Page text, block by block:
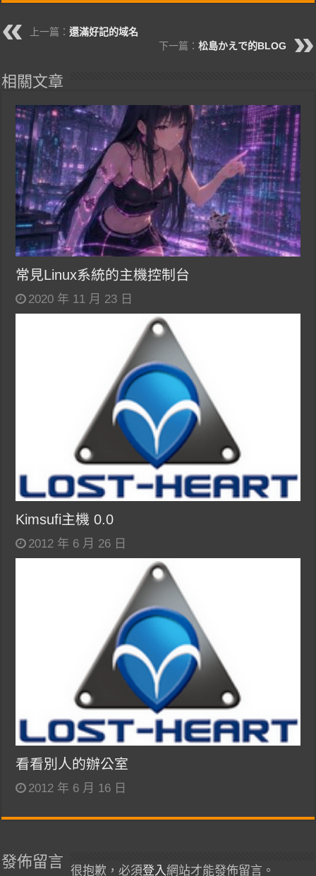
上一篇：還滿好記的域名
下一篇： 松島かえで的BLOG
相關文章
常見Linux系統的主機控制台
2020 年 11 月 23 日
Kimsufi主機 0.0
2012 年 6 月 26 日
看看別人的辦公室
2012 年 6 月 16 日
發佈留言
很抱歉，必須登入 網站才能發佈留言。